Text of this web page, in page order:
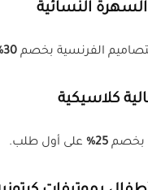
النسائية
الفرنسية بخصم 30%
كلاسيكية
بخصم 25% على أول طلب.